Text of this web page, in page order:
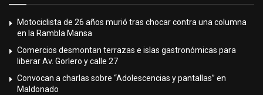
Motociclista de 26 años murió tras chocar contra una columna
en la Rambla Mansa
Comercios desmontan terrazas e islas gastronómicas para
liberar Av. Gorlero y calle 27
Convocan a charlas sobre “Adolescencias y pantallas” en
Maldonado